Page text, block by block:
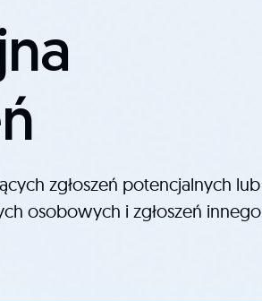
zgłoszeń potencjalnych lub
osobowych i zgłoszeń innego